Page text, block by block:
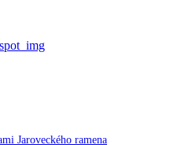
Jaroveckého ramena